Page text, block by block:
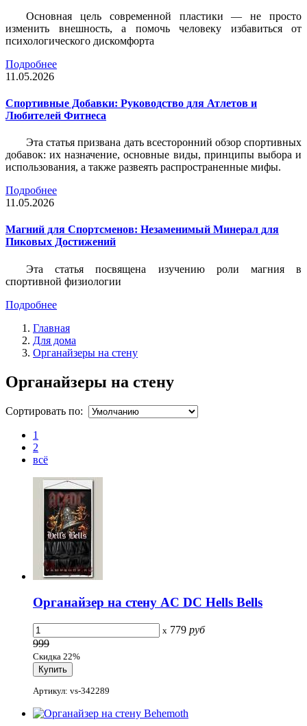
Основная цель современной пластики — не просто
изменить внешность, а помочь человеку избавиться от
психологического дискомфорта
Подробнее
11.05.2026
Спортивные Добавки: Руководство для Атлетов и
Любителей Фитнеса
Эта статья призвана дать всесторонний обзор спортивных
добавок: их назначение, основные виды, принципы выбора и
использования, а также развеять распространенные мифы.
Подробнее
11.05.2026
Магний для Спортсменов: Незаменимый Минерал для
Пиковых Достижений
Эта статья посвящена изучению роли магния в
спортивной физиологии
Подробнее
Главная
Для дома
Органайзеры на стену
Органайзеры на стену
Сортировать по:
1
2
всё
Органайзер на стену AC DC Hells Bells
x 779 руб
999
Скидка 22%
Артикул: vs-342289